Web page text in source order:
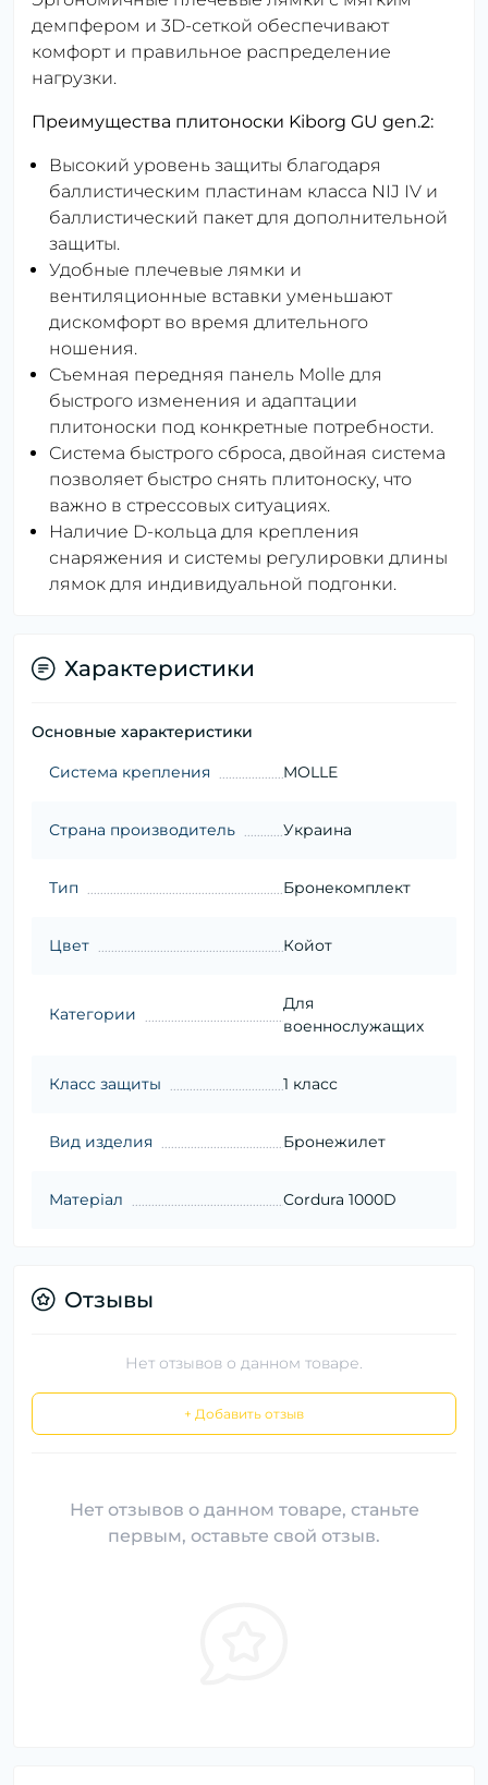
демпфером и 3D-сеткой обеспечивают
комфорт и правильное распределение
нагрузки.
Преимущества плитоноски Kiborg GU gen.2:
Высокий уровень защиты благодаря
баллистическим пластинам класса NIJ IV и
баллистический пакет для дополнительной
защиты.
Удобные плечевые лямки и
вентиляционные вставки уменьшают
дискомфорт во время длительного
ношения.
Съемная передняя панель Molle для
быстрого изменения и адаптации
плитоноски под конкретные потребности.
Система быстрого сброса, двойная система
позволяет быстро снять плитоноску, что
важно в стрессовых ситуациях.
Наличие D-кольца для крепления
снаряжения и системы регулировки длины
лямок для индивидуальной подгонки.
Характеристики
Основные характеристики
Система крепления MOLLE
Страна производитель Украина
Тип Бронекомплект
Цвет Койот
Категории
Для
военнослужащих
Класс защиты 1 класс
Вид изделия Бронежилет
Матеріал Cordura 1000D
Отзывы
Нет отзывов о данном товаре.
+ Добавить отзыв
Нет отзывов о данном товаре, станьте
первым, оставьте свой отзыв.